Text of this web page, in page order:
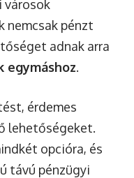
városok
nemcsak pénzt
adnak arra
egymáshoz.
érdemes
lehetőségeket.
opcióra, és
távú pénzügyi